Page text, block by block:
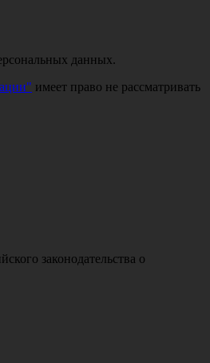
данных.
имеет право не рассматривать
законодательства о